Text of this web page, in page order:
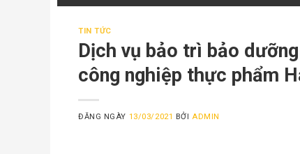
TIN TỨC
Dịch vụ bảo trì bảo
công nghiệp thực phẩm
ĐĂNG NGÀY 13/03/2021 BỞI ADMIN